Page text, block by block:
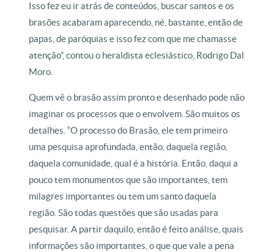
Isso fez eu ir atrás de conteúdos, buscar santos e os
brasões acabaram aparecendo, né, bastante, então de
papas, de paróquias e isso fez com que me chamasse
atenção”, contou o heraldista eclesiástico, Rodrigo Dal
Moro.
Quem vê o brasão assim pronto e desenhado pode não
imaginar os processos que o envolvem. São muitos os
detalhes. “O processo do Brasão, ele tem primeiro
uma pesquisa aprofundada, então, daquela região,
daquela comunidade, qual é a história. Então, daqui a
pouco tem monumentos que são importantes, tem
milagres importantes ou tem um santo daquela
região. São todas questões que são usadas para
pesquisar. A partir daquilo, então é feito análise, quais
informações são importantes, o que que vale a pena